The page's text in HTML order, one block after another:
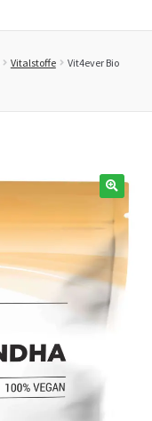
Vitalstoffe
Vit4ever Bio